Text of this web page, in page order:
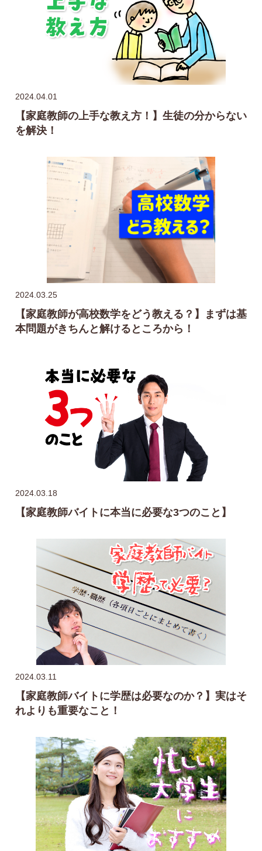
2024.04.01
【家庭教師の上手な教え方！】生徒の分からない
を解決！
2024.03.25
【家庭教師が高校数学をどう教える？】まずは基
本問題がきちんと解けるところから！
2024.03.18
【家庭教師バイトに本当に必要な3つのこと】
2024.03.11
【家庭教師バイトに学歴は必要なのか？】実はそ
れよりも重要なこと！